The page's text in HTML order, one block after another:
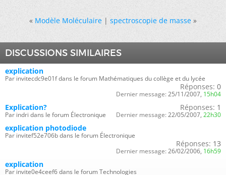
« Modèle Moléculaire|spectroscopie de masse »
DISCUSSIONS SIMILAIRES
explication
Par invitecdc9e01f dans le forum Mathématiques du collège et du lycée
Réponses: 0
Dernier message: 25/11/2007, 15h04
Explication?
Par indri dans le forum Électronique
Réponses: 1
Dernier message: 22/05/2007, 22h30
explication photodiode
Par invitef52e706b dans le forum Électronique
Réponses: 13
Dernier message: 26/02/2006, 16h59
explication
Par invite0e4ceef6 dans le forum Technologies